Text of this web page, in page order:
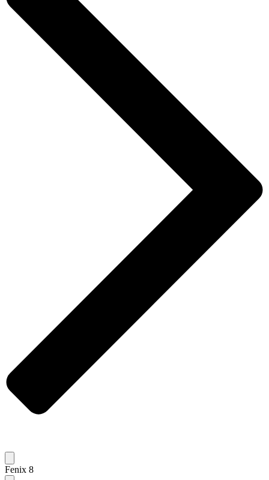
Fenix 8